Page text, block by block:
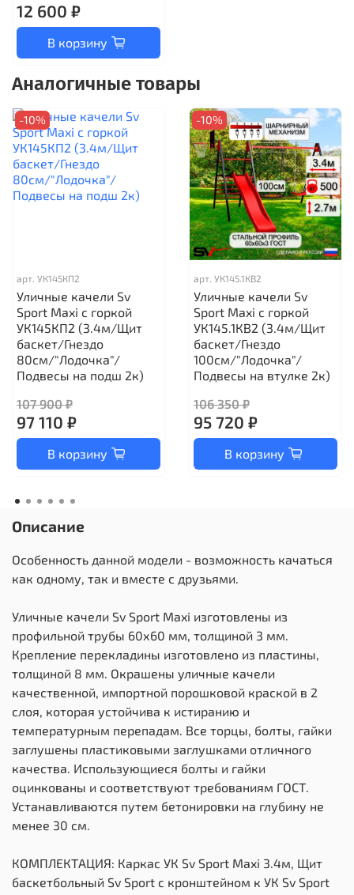
12 600 ₽
В корзину
Аналогичные товары
-10%
арт. УК145КП2
Уличные качели Sv
Sport Maxi с горкой
УК145КП2 (3.4м/Щит
баскет/Гнездо
80см/"Лодочка"/
Подвесы на подш 2к)
107 900 ₽
97 110 ₽
В корзину
-10%
арт. УК145.1КВ2
Уличные качели Sv
Sport Maxi с горкой
УК145.1КВ2 (3.4м/Щит
баскет/Гнездо
100см/"Лодочка"/
Подвесы на втулке 2к)
106 350 ₽
95 720 ₽
В корзину
Описание
Особенность данной модели - возможность качаться
как одному, так и вместе с друзьями.
Уличные качели Sv Sport Maxi изготовлены из
профильной трубы 60х60 мм, толщиной 3 мм.
Крепление перекладины изготовлено из пластины,
толщиной 8 мм. Окрашены уличные качели
качественной, импортной порошковой краской в 2
слоя, которая устойчива к истиранию и
температурным перепадам. Все торцы, болты, гайки
заглушены пластиковыми заглушками отличного
качества. Использующиеся болты и гайки
оцинкованы и соответствуют требованиям ГОСТ.
Устанавливаются путем бетонировки на глубину не
менее 30 см.
КОМПЛЕКТАЦИЯ: Каркас УК Sv Sport Maxi 3.4м, Щит
баскетбольный Sv Sport c кронштейном к УК Sv Sport